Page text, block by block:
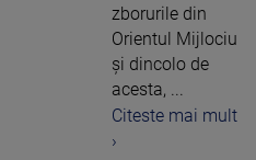
zborurile din
Orientul Mijlociu
şi dincolo de
acesta, ...
Citeste mai mult
›